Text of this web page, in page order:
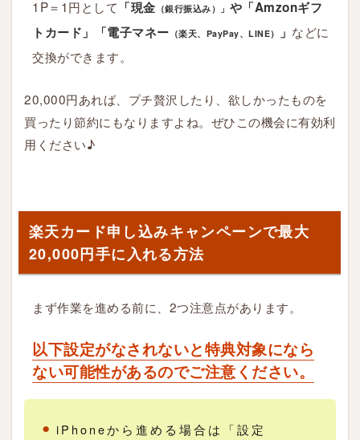
1P＝1円として 「現金 （銀行振込み）」 や「Amzonギフ
トカード」「電子マネー （楽天、PayPay、LINE） 」 などに
交換ができます。
20,000円あれば、プチ贅沢したり、欲しかったものを
買ったり節約にもなりますよね。ぜひこの機会に有効利
用ください♪
楽天カード申し込みキャンペーンで最大
20,000円手に入れる方法
まず作業を進める前に、2つ注意点があります。
以下設定がなされないと特典対象になら
ない可能性があるのでご注意ください。
iPhoneから進める場合は「設定